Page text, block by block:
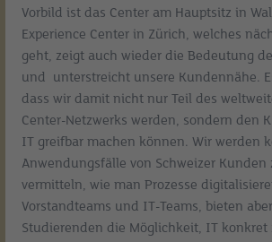
Vorbild ist das Center am Hauptsitz in
Experience Center in Zürich, welches
geht, zeigt auch wieder die Bedeutung
und unterstreicht unsere Kundennähe.
dass wir damit nicht nur Teil des
Center-Netzwerks werden, sondern den
IT greifbar machen können. Wir werden
Anwendungsfälle von Schweizer
vermitteln, wie man Prozesse
Vorstandteams und IT-Teams, bieten
Studierenden die Möglichkeit, IT konkret